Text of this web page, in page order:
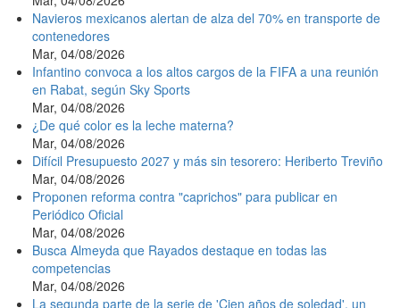
Navieros mexicanos alertan de alza del 70% en transporte de
contenedores
Mar, 04/08/2026
Infantino convoca a los altos cargos de la FIFA a una reunión
en Rabat, según Sky Sports
Mar, 04/08/2026
¿De qué color es la leche materna?
Mar, 04/08/2026
Difícil Presupuesto 2027 y más sin tesorero: Heriberto Treviño
Mar, 04/08/2026
Proponen reforma contra "caprichos" para publicar en
Periódico Oficial
Mar, 04/08/2026
Busca Almeyda que Rayados destaque en todas las
competencias
Mar, 04/08/2026
La segunda parte de la serie de 'Cien años de soledad', un